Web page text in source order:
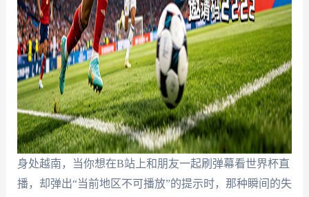
身处越南，当你想在B站上和朋友一起刷弹幕看世界杯直
播，却弹出“当前地区不可播放”的提示时，那种瞬间的失